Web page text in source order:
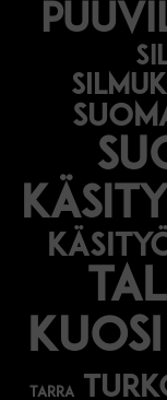
kuosi
tarra